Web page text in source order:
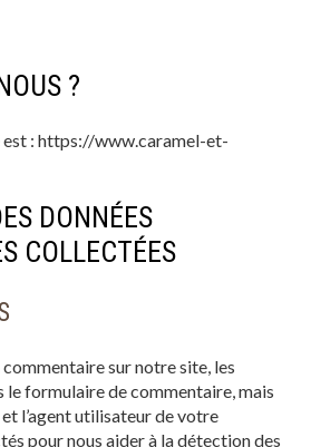
?
est : https://www.caramel-et-
DONNÉES
COLLECTÉES
sur notre site, les
le formulaire de commentaire, mais
l’agent utilisateur de votre
pour nous aider à la détection des